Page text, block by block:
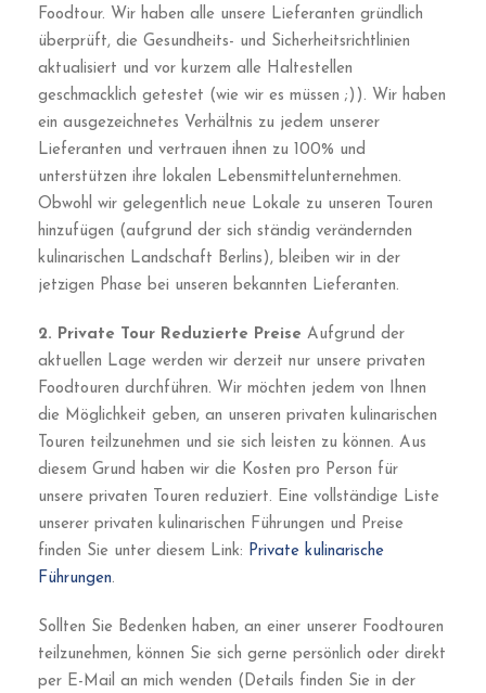
Foodtour. Wir haben alle unsere Lieferanten gründlich
überprüft, die Gesundheits- und Sicherheitsrichtlinien
aktualisiert und vor kurzem alle Haltestellen
geschmacklich getestet (wie wir es müssen ;)). Wir haben
ein ausgezeichnetes Verhältnis zu jedem unserer
Lieferanten und vertrauen ihnen zu 100% und
unterstützen ihre lokalen Lebensmittelunternehmen.
Obwohl wir gelegentlich neue Lokale zu unseren Touren
hinzufügen (aufgrund der sich ständig verändernden
kulinarischen Landschaft Berlins), bleiben wir in der
jetzigen Phase bei unseren bekannten Lieferanten.
2. Private Tour Reduzierte Preise Aufgrund der
aktuellen Lage werden wir derzeit nur unsere privaten
Foodtouren durchführen. Wir möchten jedem von Ihnen
die Möglichkeit geben, an unseren privaten kulinarischen
Touren teilzunehmen und sie sich leisten zu können. Aus
diesem Grund haben wir die Kosten pro Person für
unsere privaten Touren reduziert. Eine vollständige Liste
unserer privaten kulinarischen Führungen und Preise
finden Sie unter diesem Link: Private kulinarische
Führungen.
Sollten Sie Bedenken haben, an einer unserer Foodtouren
teilzunehmen, können Sie sich gerne persönlich oder direkt
per E-Mail an mich wenden (Details finden Sie in der